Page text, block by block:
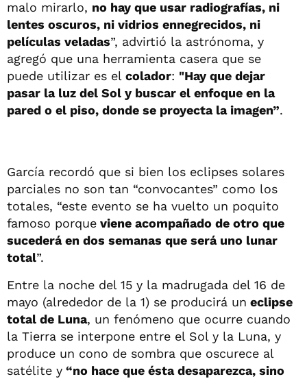
malo mirarlo, no hay que usar radiografías, ni
lentes oscuros, ni vidrios ennegrecidos, ni
películas veladas”, advirtió la astrónoma, y
agregó que una herramienta casera que se
puede utilizar es el colador: "Hay que dejar
pasar la luz del Sol y buscar el enfoque en la
pared o el piso, donde se proyecta la imagen”.
García recordó que si bien los eclipses solares
parciales no son tan “convocantes” como los
totales, “este evento se ha vuelto un poquito
famoso porque viene acompañado de otro que
sucederá en dos semanas que será uno lunar
total”.
Entre la noche del 15 y la madrugada del 16 de
mayo (alrededor de la 1) se producirá un eclipse
total de Luna, un fenómeno que ocurre cuando
la Tierra se interpone entre el Sol y la Luna, y
produce un cono de sombra que oscurece al
satélite y “no hace que ésta desaparezca, sino